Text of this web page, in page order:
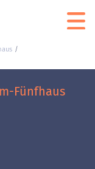
Fünfhaus